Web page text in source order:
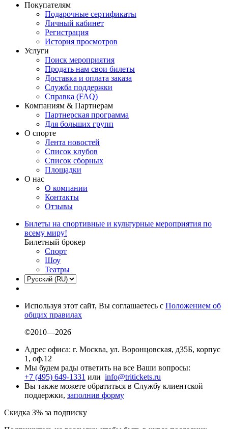
Покупателям
Подарочные сертификаты
Личный кабинет
Регистрация
История просмотров
Услуги
Поиск мероприятия
Продать нам свои билеты
Доставка и оплата заказа
Служба поддержки
Справка (FAQ)
Компаниям & Партнерам
Партнерская программа
Для больших групп
О спорте
Лента новостей
Список клубов
Список сборных
Площадки
О нас
О компании
Контакты
Отзывы
Билеты на спортивные и культурные мероприятия по
всему миру!
Билетный брокер
Спорт
Шоу
Театры
Используя этот сайт, Вы соглашаетесь с Положением об
общих правилах
©2010—2026
Адрес офиса: г. Москва, ул. Воронцовская, д35Б, корпус
1, оф.12
Мы будем рады ответить на все Ваши вопросы:
+7 (495) 649-1331 или info@tritickets.ru
Вы также можете обратиться в Службу клиентской
поддержки, заполнив форму
Скидка 3% за подписку